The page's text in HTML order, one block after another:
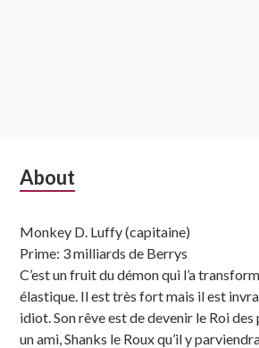
Subsidiary
About
Monkey D. Luffy (capitaine)
Prime: 3 milliards de Berrys
C’est un fruit du démon qui l’a
élastique. Il est très fort mais il est
idiot. Son rêve est de devenir le Roi
un ami, Shanks le Roux qu’il y